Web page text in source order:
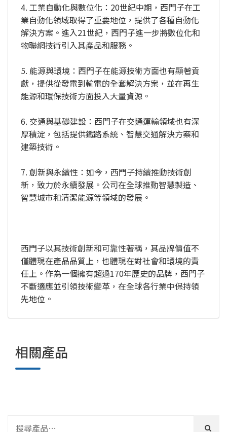
4. 工業自動化與數位化：20世紀中期，西門子在工
業自動化領域取得了重要地位，提供了各種自動化
解決方案。進入21世紀，西門子進一步將數位化和
物聯網技術引入其產品和服務。
5. 能源與環境：西門子在能源技術方面也有顯著貢
獻，提供從發電到輸電的全套解決方案，並在再生
能源和環保技術方面投入大量資源。
6. 交通與基礎建設：西門子在交通運輸領域也有深
厚積淀，包括提供鐵路系統、智慧交通解決方案和
建築技術。
7. 創新與永續性：如今，西門子持續推動技術創
新，致力於永續發展。公司在全球推動智慧製造、
智慧城市和清潔能源等領域的發展。
西門子以其技術創新和可靠性著稱，其品牌價值不
僅體現在產品品質上，也體現在對社會和環境的責
任上。作為一個擁有超過170年歷史的品牌，西門子
不斷適應並引領技術變革，在全球各行業中保持領
先地位。
相關產品